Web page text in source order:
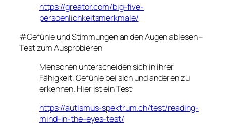
https://greator.com/big-five-
persoenlichkeitsmerkmale/
#Gefühle und Stimmungen an den Augen ablesen –
Test zum Ausprobieren
Menschen unterscheiden sich in ihrer
Fähigkeit, Gefühle bei sich und anderen zu
erkennen. Hier ist ein Test:
https://autismus-spektrum.ch/test/reading-
mind-in-the-eyes-test/